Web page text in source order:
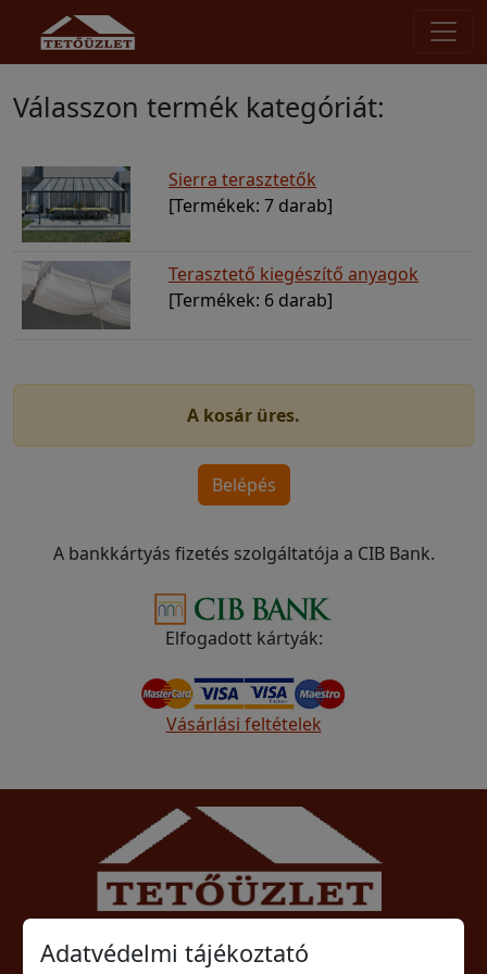
Válasszon termék kategóriát:
Sierra terasztetők
[Termékek: 7 darab]
Terasztető kiegészítő anyagok
[Termékek: 6 darab]
A kosár üres.
A bankkártyás fizetés szolgáltatója a CIB Bank.
Elfogadott kártyák:
Vásárlási feltételek
Tető-Zsindely Építőanyag Szaküzlet
Adatvédelmi tájékoztató